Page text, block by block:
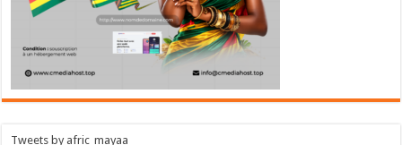
Tweets by afric_mayaa